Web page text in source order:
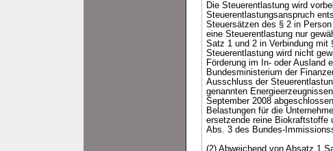
Die Steuerentlastung wird
Steuerentlastungsanspruch
Steuersätzen des § 2 in
eine Steuerentlastung nur
Satz 1 und 2 in Verbindung
Steuerentlastung wird nicht
Förderung im In- oder Ausland
Bundesministerium der
Ausschluss der
genannten
September 2008
Belastungen für die
ersetzende reine Biokraftstoffe
Abs. 3 des Bundes-
(2) Abweichend von Absatz 1